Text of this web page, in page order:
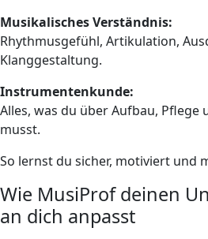
Musikalisches Verständnis:
Rhythmusgefühl, Artikulation,
Klanggestaltung.
Instrumentenkunde:
Alles, was du über Aufbau, Pflege
musst.
So lernst du sicher, motiviert und
Wie MusiProf deinen
an dich anpasst